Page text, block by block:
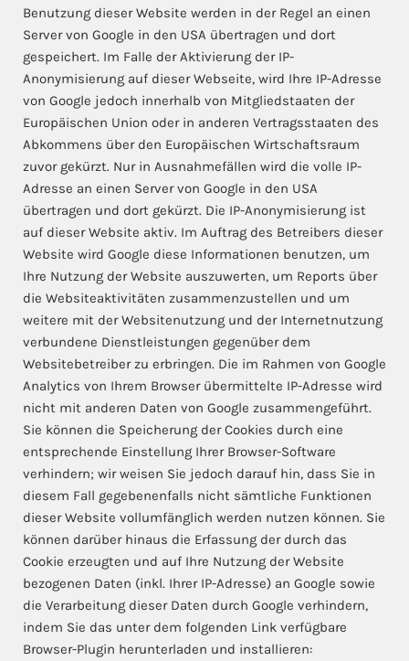
Benutzung dieser Website werden in der Regel an einen
Server von Google in den USA übertragen und dort
gespeichert. Im Falle der Aktivierung der IP-
Anonymisierung auf dieser Webseite, wird Ihre IP-Adresse
von Google jedoch innerhalb von Mitgliedstaaten der
Europäischen Union oder in anderen Vertragsstaaten des
Abkommens über den Europäischen Wirtschaftsraum
zuvor gekürzt. Nur in Ausnahmefällen wird die volle IP-
Adresse an einen Server von Google in den USA
übertragen und dort gekürzt. Die IP-Anonymisierung ist
auf dieser Website aktiv. Im Auftrag des Betreibers dieser
Website wird Google diese Informationen benutzen, um
Ihre Nutzung der Website auszuwerten, um Reports über
die Websiteaktivitäten zusammenzustellen und um
weitere mit der Websitenutzung und der Internetnutzung
verbundene Dienstleistungen gegenüber dem
Websitebetreiber zu erbringen. Die im Rahmen von Google
Analytics von Ihrem Browser übermittelte IP-Adresse wird
nicht mit anderen Daten von Google zusammengeführt.
Sie können die Speicherung der Cookies durch eine
entsprechende Einstellung Ihrer Browser-Software
verhindern; wir weisen Sie jedoch darauf hin, dass Sie in
diesem Fall gegebenenfalls nicht sämtliche Funktionen
dieser Website vollumfänglich werden nutzen können. Sie
können darüber hinaus die Erfassung der durch das
Cookie erzeugten und auf Ihre Nutzung der Website
bezogenen Daten (inkl. Ihrer IP-Adresse) an Google sowie
die Verarbeitung dieser Daten durch Google verhindern,
indem Sie das unter dem folgenden Link verfügbare
Browser-Plugin herunterladen und installieren: